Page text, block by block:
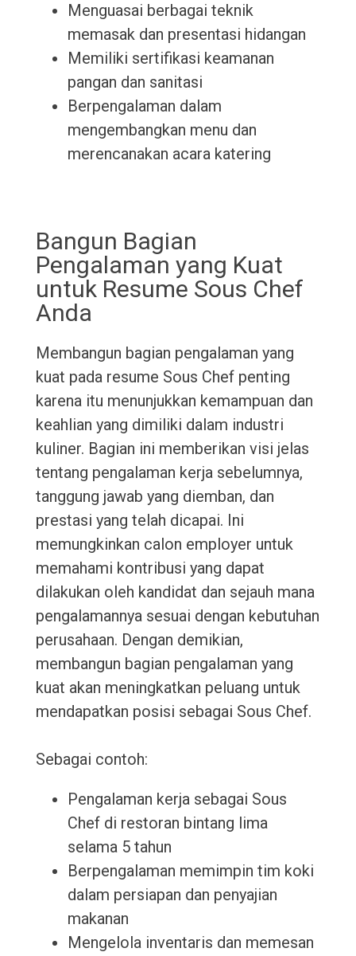
Menguasai berbagai teknik
memasak dan presentasi hidangan
Memiliki sertifikasi keamanan
pangan dan sanitasi
Berpengalaman dalam
mengembangkan menu dan
merencanakan acara katering
Bangun Bagian
Pengalaman yang Kuat
untuk Resume Sous Chef
Anda
Membangun bagian pengalaman yang
kuat pada resume Sous Chef penting
karena itu menunjukkan kemampuan dan
keahlian yang dimiliki dalam industri
kuliner. Bagian ini memberikan visi jelas
tentang pengalaman kerja sebelumnya,
tanggung jawab yang diemban, dan
prestasi yang telah dicapai. Ini
memungkinkan calon employer untuk
memahami kontribusi yang dapat
dilakukan oleh kandidat dan sejauh mana
pengalamannya sesuai dengan kebutuhan
perusahaan. Dengan demikian,
membangun bagian pengalaman yang
kuat akan meningkatkan peluang untuk
mendapatkan posisi sebagai Sous Chef.
Sebagai contoh:
Pengalaman kerja sebagai Sous
Chef di restoran bintang lima
selama 5 tahun
Berpengalaman memimpin tim koki
dalam persiapan dan penyajian
makanan
Mengelola inventaris dan memesan